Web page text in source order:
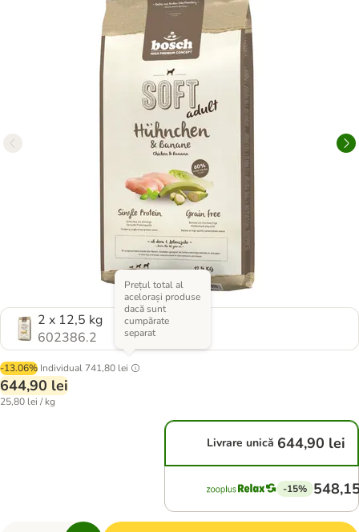
2 x 12,5 kg
602386.2
-13.06% Individual 741,80 lei
Prețul total al
acelorași produse
dacă sunt
cumpărate
separat
644,90 lei
25,80 lei / kg
Livrare unică 644,90 lei
-15%